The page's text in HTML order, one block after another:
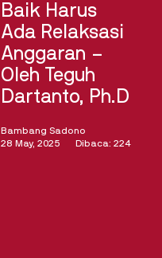
Baik Harus
Ada Relaksasi
Anggaran –
Oleh Teguh
Dartanto, Ph.D
Bambang Sadono
28 May, 2025
Dibaca: 224